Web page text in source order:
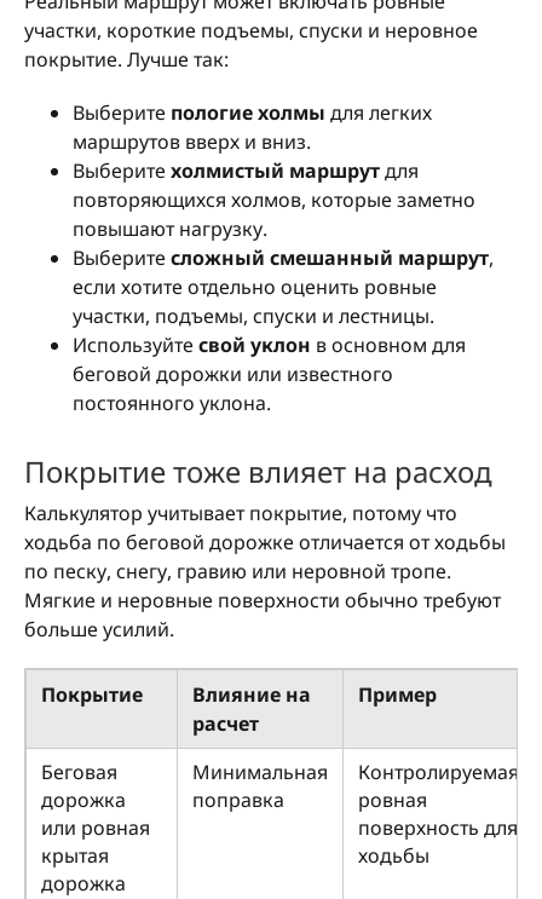
участки, короткие подъемы, спуски и неровное
покрытие. Лучше так:
Выберите пологие холмы для легких
маршрутов вверх и вниз.
Выберите холмистый маршрутдля
повторяющихся холмов, которые заметно
повышают нагрузку.
Выберите сложный смешанный маршрут,
если хотите отдельно оценить ровные
участки, подъемы, спуски и лестницы.
Используйте свой уклон в основном для
беговой дорожки или известного
постоянного уклона.
Покрытие тоже влияет на расход
Калькулятор учитывает покрытие, потому что
ходьба по беговой дорожке отличается от ходьбы
по песку, снегу, гравию или неровной тропе.
Мягкие и неровные поверхности обычно требуют
больше усилий.
Покрытие
Влияние на
расчет
Пример
Беговая
дорожка
или ровная
крытая
дорожка
Минимальная
поправка
Контролируемая
ровная
поверхность для
ходьбы